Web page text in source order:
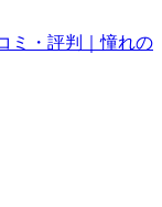
ミ・評判｜憧れの